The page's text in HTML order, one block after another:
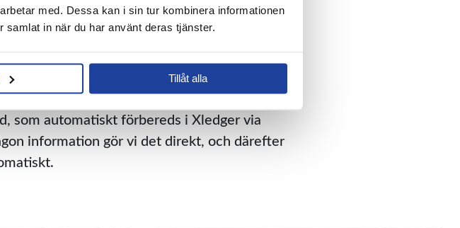
med. Dessa kan i sin tur kombinera informationen
samlat in när du har använt deras tjänster.
Tillåt alla
alla kostnader. Dashboarden i Xledger ger
att skapa specialanpassade
som automatiskt förbereds i Xledger via
information gör vi det direkt, och därefter